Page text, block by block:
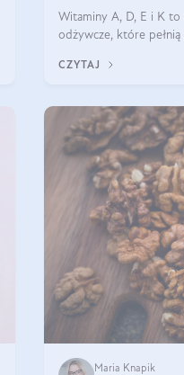
Witaminy A, D, E i K to
odżywcze, które
krzepliwość krwi oraz
CZYTAJ
Maria Knapik